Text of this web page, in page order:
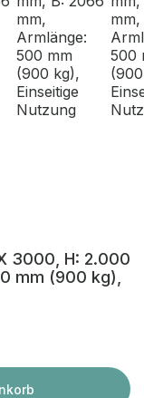
3000, H: 2.000
mm (900 kg),